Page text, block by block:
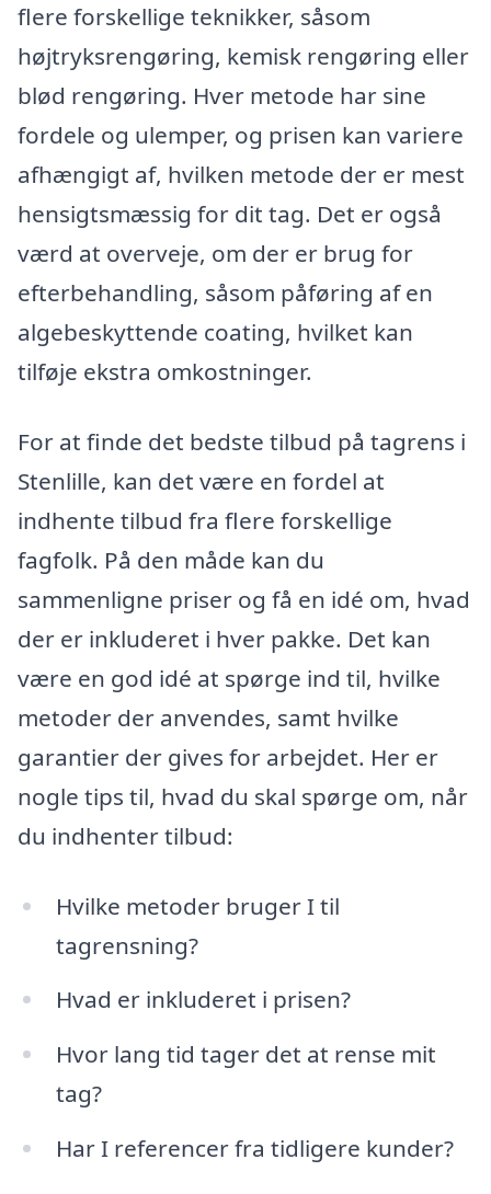
flere forskellige teknikker, såsom
højtryksrengøring, kemisk rengøring eller
blød rengøring. Hver metode har sine
fordele og ulemper, og prisen kan variere
afhængigt af, hvilken metode der er mest
hensigtsmæssig for dit tag. Det er også
værd at overveje, om der er brug for
efterbehandling, såsom påføring af en
algebeskyttende coating, hvilket kan
tilføje ekstra omkostninger.
For at finde det bedste tilbud på tagrens i
Stenlille, kan det være en fordel at
indhente tilbud fra flere forskellige
fagfolk. På den måde kan du
sammenligne priser og få en idé om, hvad
der er inkluderet i hver pakke. Det kan
være en god idé at spørge ind til, hvilke
metoder der anvendes, samt hvilke
garantier der gives for arbejdet. Her er
nogle tips til, hvad du skal spørge om, når
du indhenter tilbud:
Hvilke metoder bruger I til
tagrensning?
Hvad er inkluderet i prisen?
Hvor lang tid tager det at rense mit
tag?
Har I referencer fra tidligere kunder?